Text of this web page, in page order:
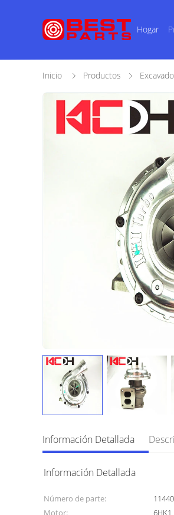
Hogar
Inicio Productos
Información Detallada
Información Detallada
Número de parte:
Motor:
6HK1